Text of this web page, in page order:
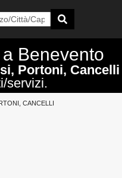
Benevento
Portoni,
servizi.
CANCELLI